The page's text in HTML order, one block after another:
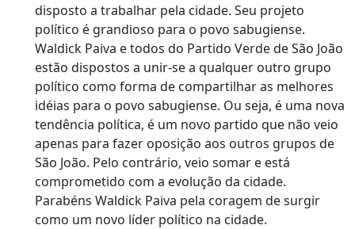
disposto a trabalhar pela cidade. Seu projeto
político é grandioso para o povo sabugiense.
Waldick Paiva e todos do Partido Verde de São João
estão dispostos a unir-se a qualquer outro grupo
político como forma de compartilhar as melhores
idéias para o povo sabugiense. Ou seja, é uma nova
tendência política, é um novo partido que não veio
apenas para fazer oposição aos outros grupos de
São João. Pelo contrário, veio somar e está
comprometido com a evolução da cidade.
Parabéns Waldick Paiva pela coragem de surgir
como um novo líder político na cidade.